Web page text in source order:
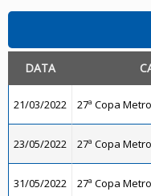
DATA
21/03/2022 27ª Copa
23/05/2022 27ª Copa
31/05/2022 27ª Copa